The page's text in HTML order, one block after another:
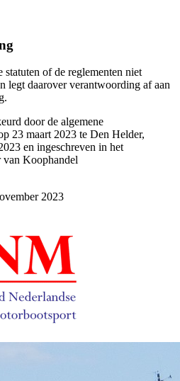
of de reglementen niet
legt daarover verantwoording af aan
door de algemene
23 maart 2023 te Den Helder,
en ingeschreven in het
van Koophandel
2023